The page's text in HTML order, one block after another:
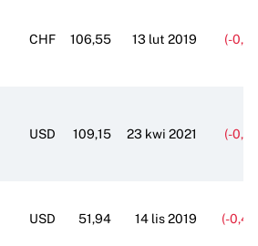
CHF 106,55 13 lut 2019 (-
USD 109,15 23 kwi 2021 (-
USD 51,94 14 lis 2019 (-